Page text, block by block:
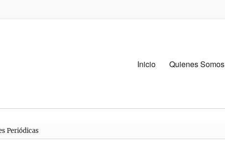
Menú
Inicio Quienes Somos
Periódicas